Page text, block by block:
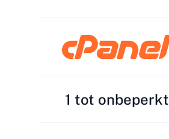
1 tot onbeperkt